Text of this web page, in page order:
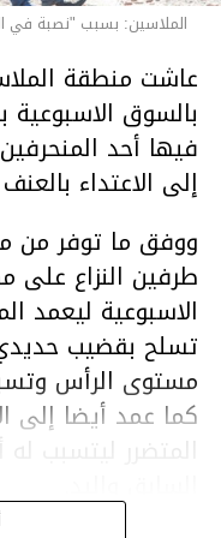
الملاسين: بسبب "نصبة
عاشت منطقة
بالسوق الاسبوعية
فيها أحد
إلى الاعتداء
ووفق ما توفر من
طرفين النزاع على
الاسبوعية ليعمد
تسلح بقضيب
مستوى الرأس
كما عمد أيضا إلى
المتضرر ليتسبب
هذا وقد تمكن